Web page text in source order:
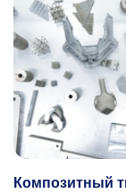
Композитный